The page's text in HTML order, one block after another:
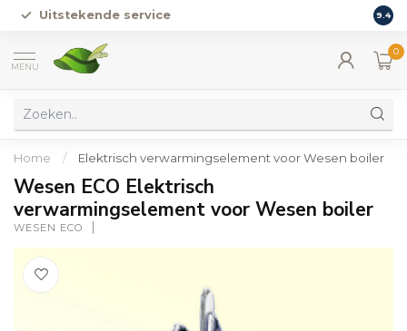
Uitstekende service 9.4
MENU
0
Home / Elektrisch verwarmingselement voor Wesen boiler
Wesen ECO Elektrisch
verwarmingselement voor Wesen boiler
WESEN ECO